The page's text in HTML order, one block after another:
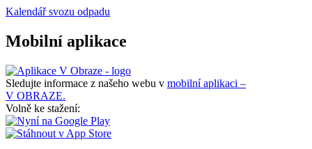
Kalendář svozu odpadu
Mobilní aplikace
Sledujte informace z našeho webu v mobilní aplikaci –
V OBRAZE.
Volně ke stažení: